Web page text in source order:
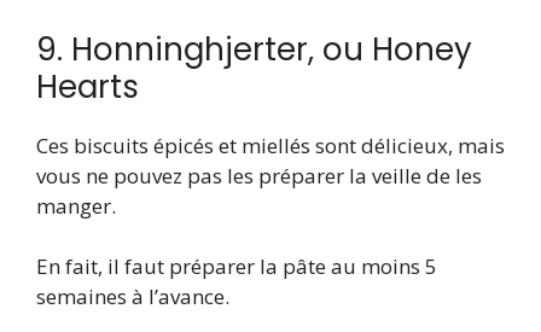
9. Honninghjerter, ou Honey
Hearts
Ces biscuits épicés et miellés sont délicieux, mais
vous ne pouvez pas les préparer la veille de les
manger.
En fait, il faut préparer la pâte au moins 5
semaines à l’avance.